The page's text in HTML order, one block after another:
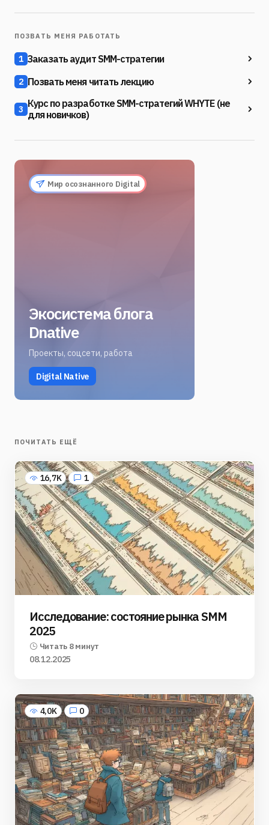
ПОЗВАТЬ МЕНЯ РАБОТАТЬ
1 Заказать аудит SMM-стратегии
2 Позвать меня читать лекцию
3 Курс по разработке SMM-стратегий WHYTE (не
для новичков)
Мир осознанного Digital
Экосистема блога
Dnative
Проекты, соцсети, работа
Digital Native
ПОЧИТАТЬ ЕЩЁ
16,7K 1
Исследование: состояние рынка SMM
2025
Читать 8 минут
08.12.2025
4,0K 0